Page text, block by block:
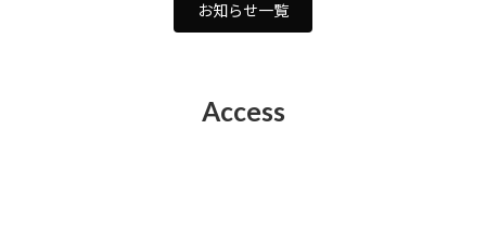
お知らせ一覧
Access